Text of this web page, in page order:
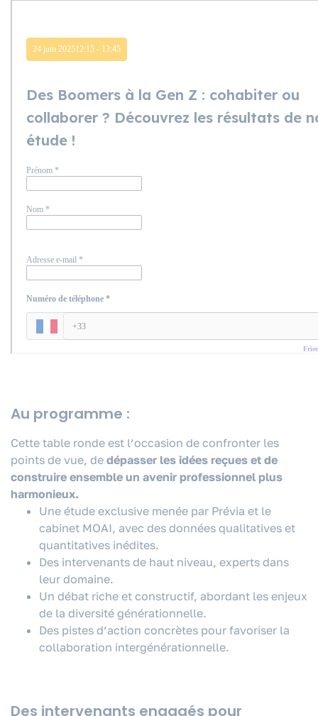
Au programme :
Cette table ronde est l’occasion de confronter les
points de vue, de dépasser les idées reçues et de
construire ensemble un avenir professionnel plus
harmonieux.
Une étude exclusive menée par Prévia et le
cabinet MOAI, avec des données qualitatives et
quantitatives inédites.
Des intervenants de haut niveau, experts dans
leur domaine.
Un débat riche et constructif, abordant les enjeux
de la diversité générationnelle.
Des pistes d’action concrètes pour favoriser la
collaboration intergénérationnelle.
Des intervenants engagés pour